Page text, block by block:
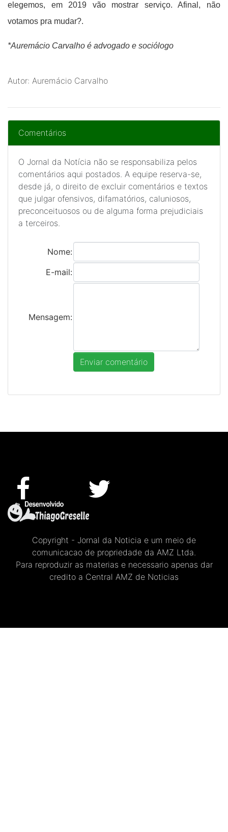
elegemos, em 2019 vão mostrar serviço. Afinal, não
votamos pra mudar?.
*Auremácio Carvalho é advogado e sociólogo
Autor: Auremácio Carvalho
Comentários
O Jornal da Notícia não se responsabiliza pelos
comentários aqui postados. A equipe reserva-se,
desde já, o direito de excluir comentários e textos
que julgar ofensivos, difamatórios, caluniosos,
preconceituosos ou de alguma forma prejudiciais
a terceiros.
Nome:
E-mail:
Mensagem:
Copyright - Jornal da Noticia e um meio de
comunicacao de propriedade da AMZ Ltda.
Para reproduzir as materias e necessario apenas dar
credito a Central AMZ de Noticias